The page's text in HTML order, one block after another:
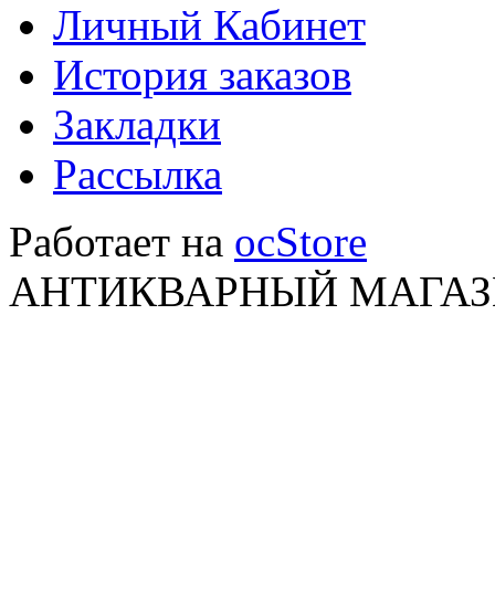
Личный Кабинет
История заказов
Закладки
Рассылка
Работает на ocStore
АНТИКВАРНЫЙ